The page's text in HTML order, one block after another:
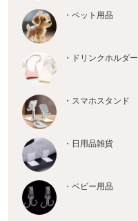
・ペット用品
・ドリンクホルダー
・スマホスタンド
・日用品雑貨
・ベビー用品